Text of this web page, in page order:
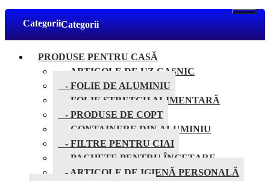
CategoriiCategorii
PRODUSE PENTRU CASĂ
- ARTICOLE DE UZ CASNIC
- FOLIE DE ALUMINIU
- FOLIE STRETCH ALIMENTARĂ
- PRODUSE DE COPT
- CONTAINERE DIN ALUMINIU
- FILTRE PENTRU CIAI
- PACHETE PENTRU ÎNGEȚARE
- ARTICOLE DE IGIENĂ PERSONALĂ